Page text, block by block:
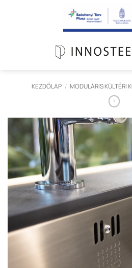
KEZDŐLAP / MODULÁRIS KÜLTÉRI